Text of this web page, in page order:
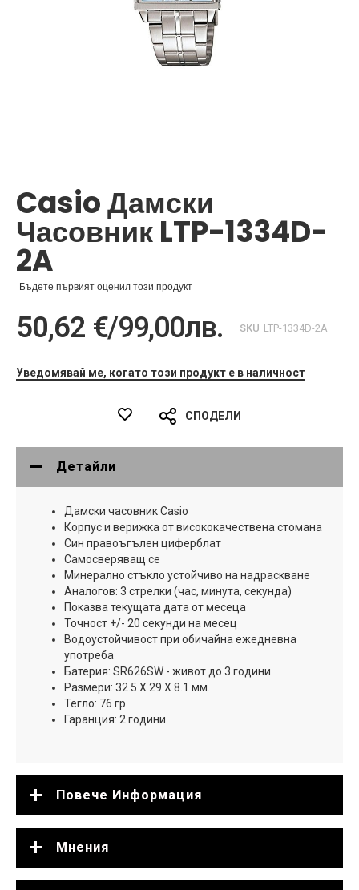
на
галерия
със
снимки
Casio Дамски
Часовник LTP-1334D-
2A
Бъдете първият оценил този продукт
50,62 €/99,00лв. SKU LTP-1334D-2A
Уведомявай ме, когато този продукт е в наличност
СПОДЕЛИ
Детайли
Дамски часовник Casio
Корпус и верижка от висококачествена стомана
Син правоъгълен циферблат
Самосверяващ се
Минерално стъкло устойчиво на надраскване
Aналогов: 3 стрелки (час, минута, секунда)
Показва текущата дата от месеца
Точност +/- 20 секунди на месец
Водоустойчивост при обичайна ежедневна
употреба
Батерия: SR626SW - живот до 3 години
Размери: 32.5 X 29 X 8.1 мм.
Тегло: 76 гр.
Гаранция: 2 години
Повече Информация
Мнения